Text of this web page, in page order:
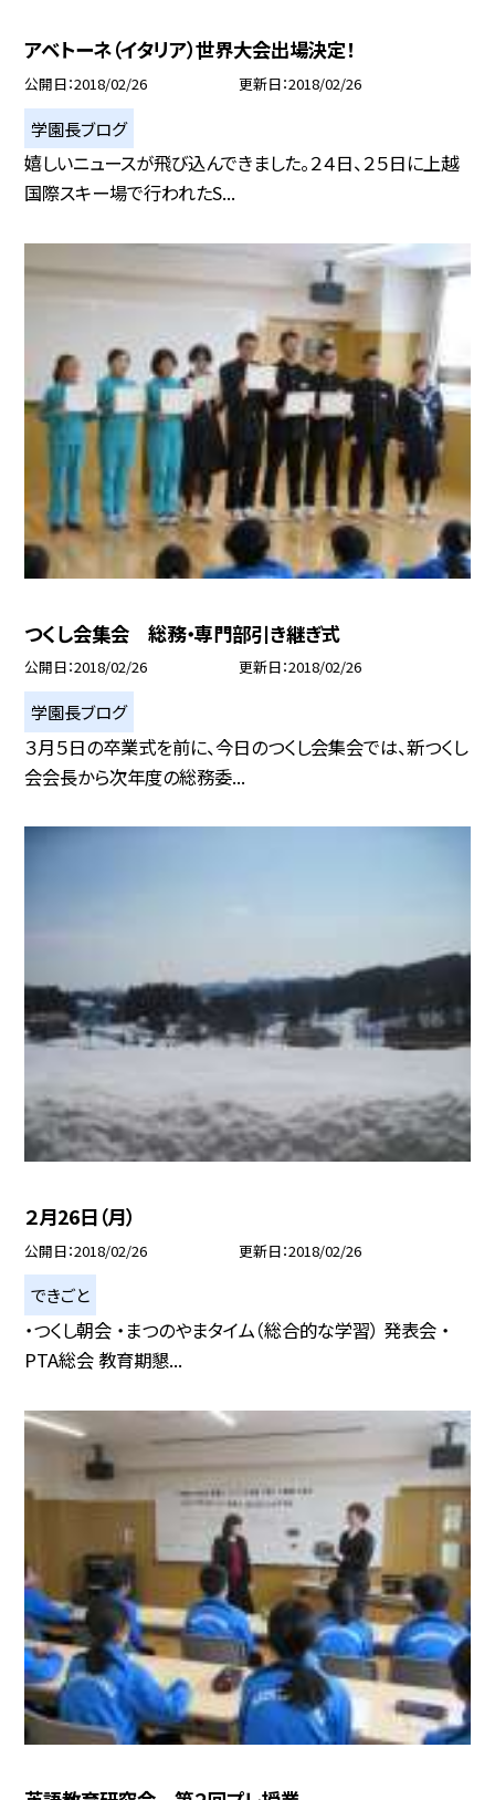
アベトーネ（イタリア）世界大会出場決定！
公開日 2018/02/26 更新日 2018/02/26
学園長ブログ
嬉しいニュースが飛び込んできました。２４日、２５日に上越
国際スキー場で行われたS...
つくし会集会 総務・専門部引き継ぎ式
公開日 2018/02/26 更新日 2018/02/26
学園長ブログ
３月５日の卒業式を前に、今日のつくし会集会では、新つくし
会会長から次年度の総務委...
２月26日（月）
公開日 2018/02/26 更新日 2018/02/26
できごと
・つくし朝会 ・まつのやまタイム（総合的な学習） 発表会 ・
PTA総会 教育期懇...